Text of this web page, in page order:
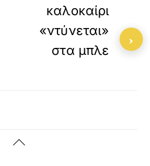
καλοκαίρι
«ντύνεται»
στα μπλε
Back
›